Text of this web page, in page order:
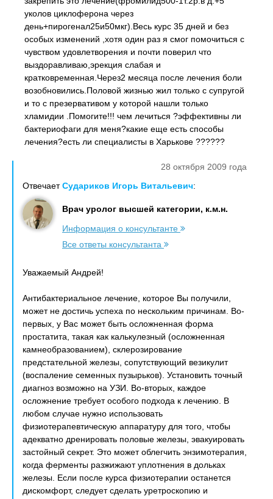
уколов циклоферона через
день+пирогенал25и50мкг).Весь курс 35 дней и без
особых изменений ,хотя один раз я смог помочиться с
чувством удовлетворения и почти поверил что
выздоравливаю,эрекция слабая и
кратковременная.Через2 месяца после лечения боли
возобновились.Половой жизнью жил только с супругой
и то с презервативом у которой нашли только
хламидии .Помогите!!! чем лечиться ?эффективны ли
бактериофаги для меня?какие еще есть способы
лечения?есть ли специалисты в Харькове ??????
28 октября 2009 года
ОтвечаетСудариков Игорь Витальевич:
Врач уролог высшей категории, к.м.н.
Информация о консультанте
Все ответы консультанта
Уважаемый Андрей!
Антибактериальное лечение, которое Вы получили,
может не достичь успеха по нескольким причинам. Во-
первых, у Вас может быть осложненная форма
простатита, такая как калькулезный (осложненная
камнеобразованием), склерозирование
предстательной железы, сопутствующий везикулит
(воспаление семенных пузырьков). Установить точный
диагноз возможно на УЗИ. Во-вторых, каждое
осложнение требует особого подхода к лечению. В
любом случае нужно использовать
физиотерапевтическую аппаратуру для того, чтобы
адекватно дренировать половые железы, эвакуировать
застойный секрет. Это может облегчить энзимотерапия,
когда ферменты разжижают уплотнения в дольках
железы. Если после курса физиотерапии останется
дискомфорт, следует сделать уретроскопию и